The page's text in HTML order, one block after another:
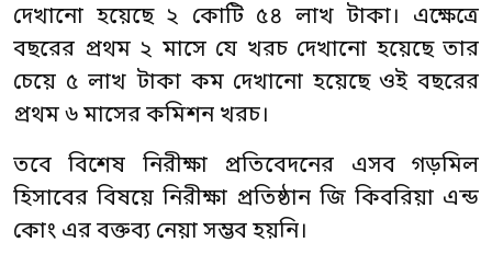
দেখানো হয়েছে ২ কোটি ৫৪ লাখ টাকা। এক্ষেত্রে
বছরের প্রথম ২ মাসে যে খরচ দেখানো হয়েছে তার
চেয়ে ৫ লাখ টাকা কম দেখানো হয়েছে ওই বছরের
প্রথম ৬ মাসের কমিশন খরচ।
তবে বিশেষ নিরীক্ষা প্রতিবেদনের এসব গড়মিল
হিসাবের বিষয়ে নিরীক্ষা প্রতিষ্ঠান জি কিবরিয়া এন্ড
কোং এর বক্তব্য নেয়া সম্ভব হয়নি।